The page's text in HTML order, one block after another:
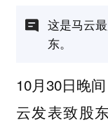
这是马云
东。
10月30日晚
云发表致股